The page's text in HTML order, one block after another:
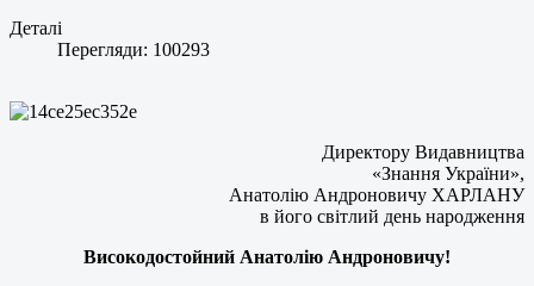
Деталі
Перегляди: 100293
Директору Видавництва
«Знання України»,
Анатолію Андроновичу ХАРЛАНУ
в його світлий день народження
Високодостойний Анатолію Андроновичу!